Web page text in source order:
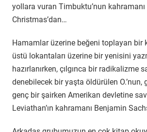
yollara vuran Timbuktu’nun kahramanı
Christmas’dan…
Hamamlar üzerine beğeni toplayan bir
üstü lokantaları üzerine bir yenisini
hazırlanırken, çılgınca bir radikalizme
denebilecek bir yaşta öldürülen O.’nun,
genç bir şairken Amerikan devletine
Leviathan’ın kahramanı Benjamin